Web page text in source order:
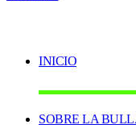
INICIO
SOBRE LA